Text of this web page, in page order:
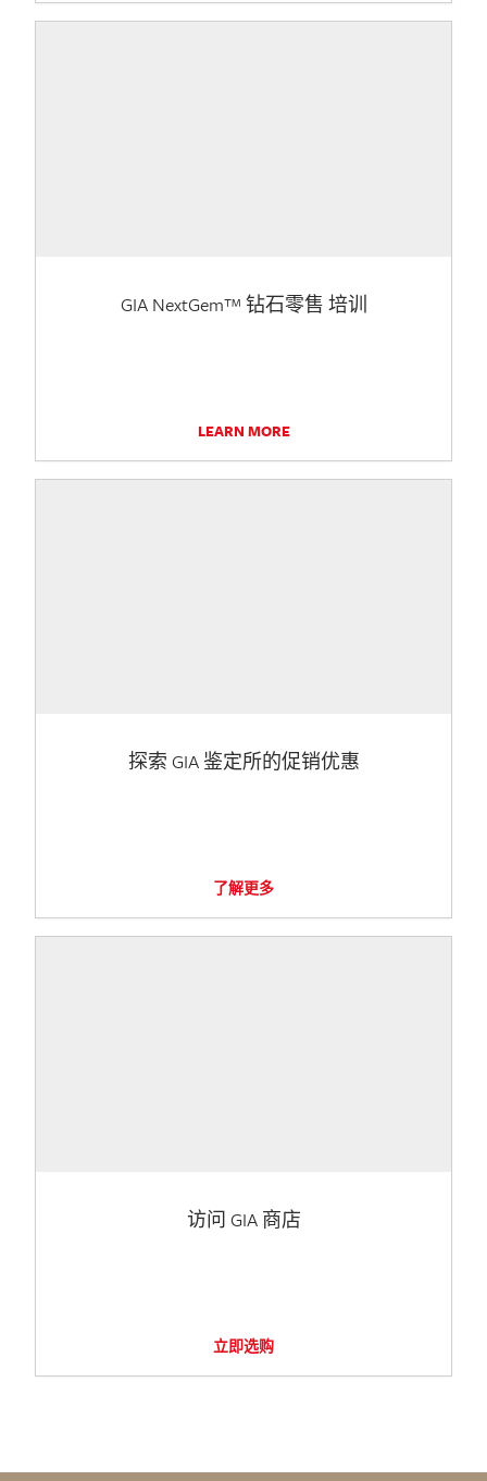
GIA NextGem™ 钻石零售 培训
LEARN MORE
探索 GIA 鉴定所的促销优惠
了解更多
访问 GIA 商店
立即选购